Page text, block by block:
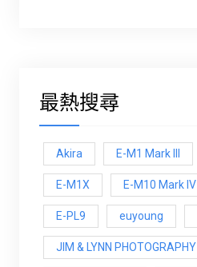
最熱搜尋
Akira E-M1 Mark III
E-M1X E-M10 Mark IV
E-PL9 euyoung
JIM & LYNN PHOTOGRAPHY